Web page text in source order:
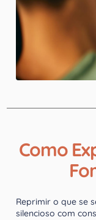
Como
Reprimir o que se
silencioso com